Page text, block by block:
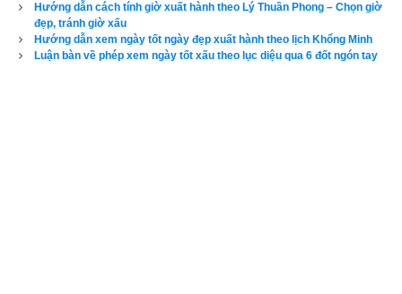
phương pháp xem ngày bên trên…nên vinh dự được độc giả
bình chọn là phần mềm lịch vạn niên số 1 hiện nay. Phiên bản
lịch vạn niên 2023 hoàn toàn mới của chúng tôi không những
Hướng dẫn cách tính giờ xuất hành theo Lý Thuần Phong – Chọn giờ
đẹp, tránh giờ xấu
Hướng dẫn xem ngày tốt ngày đẹp xuất hành theo lịch Khổng Minh
Luận bàn về phép xem ngày tốt xấu theo lục diệu qua 6 đốt ngón tay